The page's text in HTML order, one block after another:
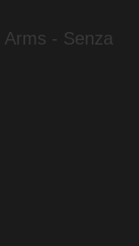
- Senza